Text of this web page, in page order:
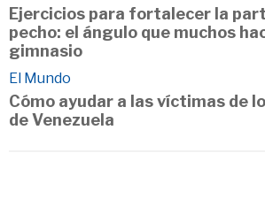
Ejercicios para fortalecer la
pecho: el ángulo que muchos
gimnasio
El Mundo
Cómo ayudar a las víctimas de
de Venezuela